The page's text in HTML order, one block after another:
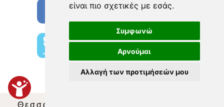
είναι πιο σχετικές με εσάς.
Συμφωνώ
Αρνούμαι
Αλλαγή των προτιμήσεών μου
Θεσσαλία Τηλεόραση